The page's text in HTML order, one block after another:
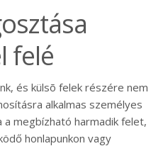
felé
és külsõ felek részére nem
alkalmas személyes
megbízható harmadik felet,
honlapunkon vagy